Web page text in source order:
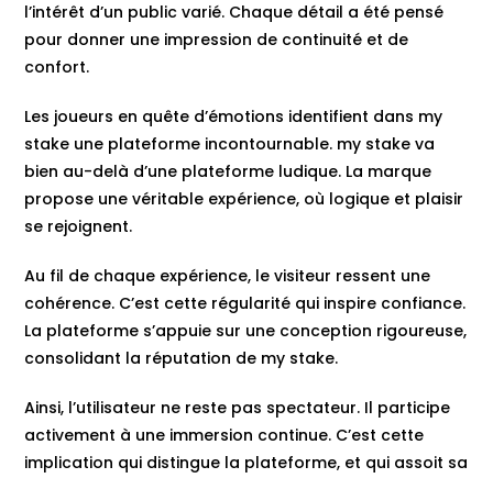
l’intérêt d’un public varié. Chaque détail a été pensé
pour donner une impression de continuité et de
confort.
Les joueurs en quête d’émotions identifient dans my
stake une plateforme incontournable. my stake va
bien au-delà d’une plateforme ludique. La marque
propose une véritable expérience, où logique et plaisir
se rejoignent.
Au fil de chaque expérience, le visiteur ressent une
cohérence. C’est cette régularité qui inspire confiance.
La plateforme s’appuie sur une conception rigoureuse,
consolidant la réputation de my stake.
Ainsi, l’utilisateur ne reste pas spectateur. Il participe
activement à une immersion continue. C’est cette
implication qui distingue la plateforme, et qui assoit sa